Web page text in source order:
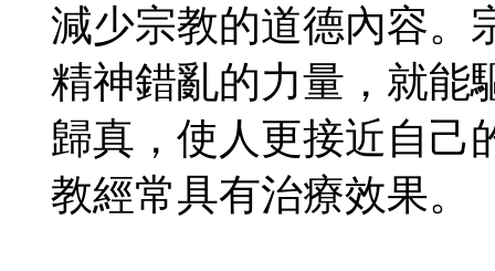
減少宗教的道德內容。
精神錯亂的力量，就能
歸真，使人更接近自己
教經常具有治療效果。